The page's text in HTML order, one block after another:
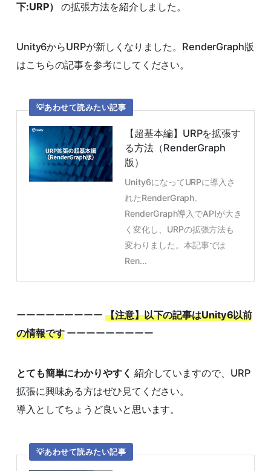
下:URP）
の拡張方法を紹介しました。
Unity6からURPが新しくなりました。RenderGraph版
はこちらの記事を参考にしてください。
あわせて読みたい記事
【超基本編】URPを拡張す
る方法（RenderGraph
版）
Unity6になってURPに導入さ
れたRenderGraph。
RenderGraph導入でAPIが大き
く変化し、URPの拡張方法も
変わりました。本記事では
Ren...
ーーーーーーーーー 【注意】以下の記事はUnity6以前
の情報ですーーーーーーーーー
とても簡単にわかりやすく 紹介していますので、URP
拡張に興味ある方はぜひ見てください。
導入としてちょうど良いと思います。
あわせて読みたい記事